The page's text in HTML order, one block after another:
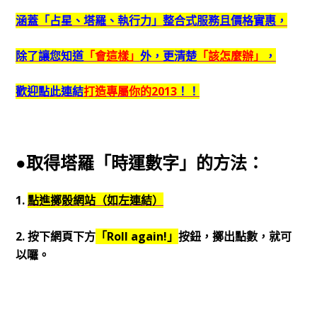
涵蓋「占星、塔羅、執行力」整合式服務且價格實惠，
除了讓您知道「會這樣」 外，更清楚「該怎麼辦」 ，
歡迎點此連結打造專屬你的2013！！
●取得塔羅「時運數字」的方法：
1.點進擲骰網站（如左連結）
2. 按下網頁下方「Roll again!」 按鈕，擲出點數，就可
以囉。